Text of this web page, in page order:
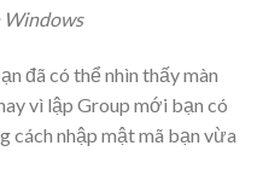
Windows
đã có thể nhìn thấy màn
vì lập Group mới bạn có
cách nhập mật mã bạn vừa